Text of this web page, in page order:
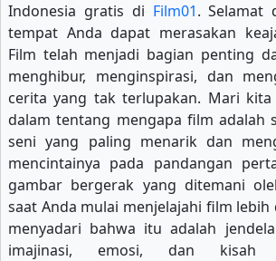
Indonesia gratis di Film01. Selamat
tempat Anda dapat merasakan
Film telah menjadi bagian penting
menghibur, menginspirasi, dan
cerita yang tak terlupakan. Mari kita
dalam tentang mengapa film adalah
seni yang paling menarik dan
mencintainya pada pandangan
gambar bergerak yang ditemani
saat Anda mulai menjelajahi film lebih
menyadari bahwa itu adalah
imajinasi, emosi, dan kisah